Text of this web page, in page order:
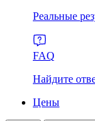
Реальные
FAQ
Найдите
Цены